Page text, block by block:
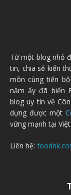
Từ một blog nhỏ
tin, chia sẻ kiến
môn cùng tiến
năm ấy đã biến
blog uy tín về
dựng được một
vững mạnh tại
Liên hệ: